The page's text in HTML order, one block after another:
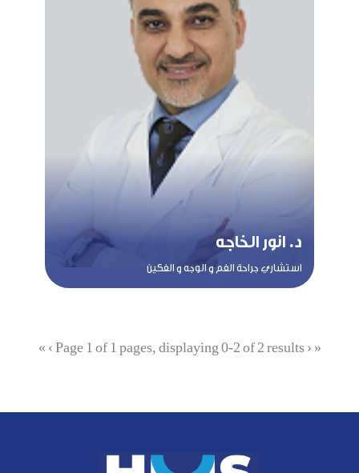
د. انور الخاجه
استشاري جراحة الفم و الوجه و الفكين
«
‹
Page 1 of 1 pages, displaying 0-2 of 2 results
›
»